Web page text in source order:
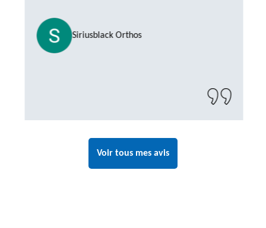
Siriusblack Orthos
Voir tous mes avis